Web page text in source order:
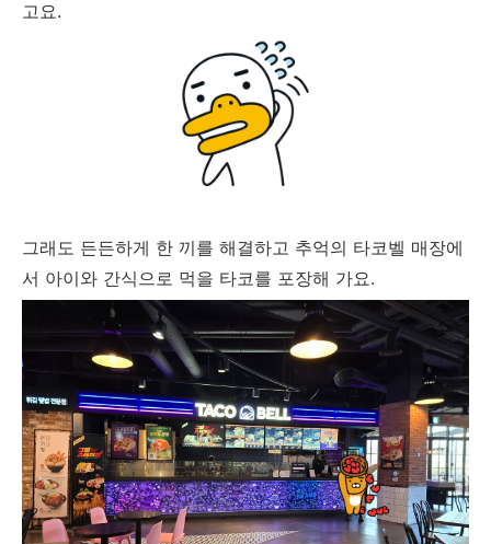
고요.
그래도 든든하게 한 끼를 해결하고 추억의 타코벨 매장에
서 아이와 간식으로 먹을 타코를 포장해 가요.